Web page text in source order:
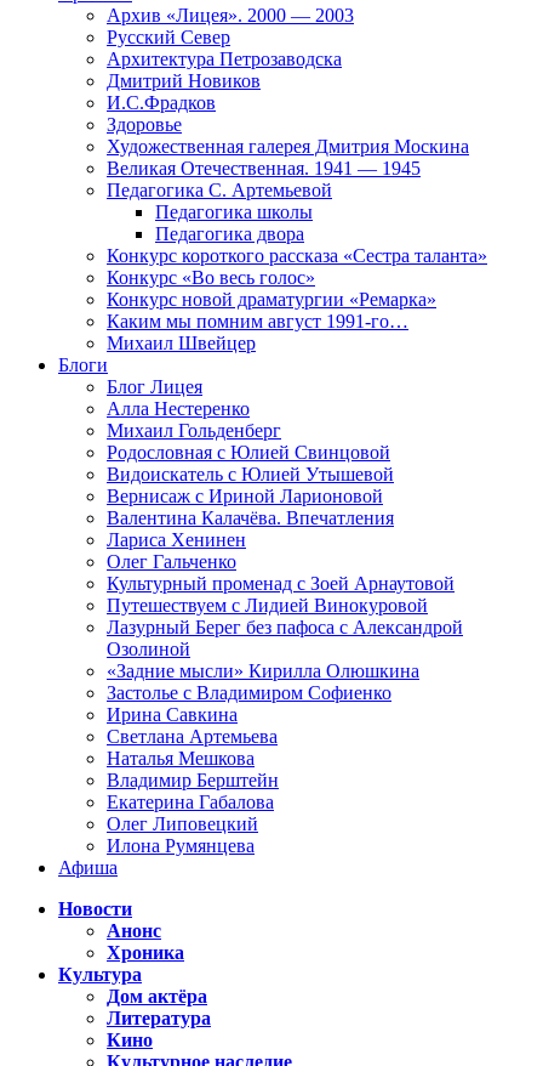
Архив «Лицея». 2000 — 2003
Русский Север
Архитектура Петрозаводска
Дмитрий Новиков
И.С.Фрадков
Здоровье
Художественная галерея Дмитрия Москина
Великая Отечественная. 1941 — 1945
Педагогика С. Артемьевой
Педагогика школы
Педагогика двора
Конкурс короткого рассказа «Сестра таланта»
Конкурс «Во весь голос»
Конкурс новой драматургии «Ремарка»
Каким мы помним август 1991-го…
Михаил Швейцер
Блоги
Блог Лицея
Алла Нестеренко
Михаил Гольденберг
Родословная с Юлией Свинцовой
Видоискатель с Юлией Утышевой
Вернисаж с Ириной Ларионовой
Валентина Калачёва. Впечатления
Лариса Хенинен
Олег Гальченко
Культурный променад с Зоей Арнаутовой
Путешествуем с Лидией Винокуровой
Лазурный Берег без пафоса с Александрой
Озолиной
«Задние мысли» Кирилла Олюшкина
Застолье с Владимиром Софиенко
Ирина Савкина
Светлана Артемьева
Наталья Мешкова
Владимир Берштейн
Екатерина Габалова
Олег Липовецкий
Илона Румянцева
Афиша
Новости
Анонс
Хроника
Культура
Дом актёра
Литература
Кино